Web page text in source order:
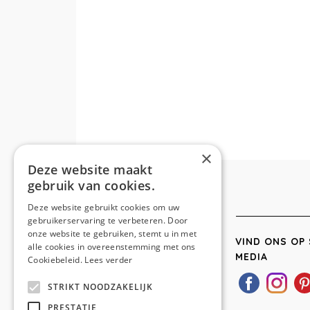
VIND ONS OP
MEDIA
×
Deze website maakt
gebruik van cookies.
Deze website gebruikt cookies om uw
gebruikerservaring te verbeteren. Door
onze website te gebruiken, stemt u in met
alle cookies in overeenstemming met ons
Cookiebeleid. Lees verder
STRIKT NOODZAKELIJK
PRESTATIE